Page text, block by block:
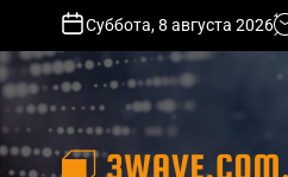
p
o
Суббота, 8 августа 2026